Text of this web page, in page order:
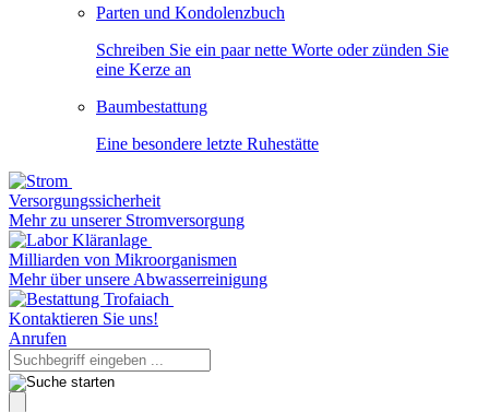
Parten und Kondolenzbuch
Schreiben Sie ein paar nette Worte oder zünden Sie
eine Kerze an
Baumbestattung
Eine besondere letzte Ruhestätte
Versorgungssicherheit
Mehr zu unserer Stromversorgung
Milliarden von Mikroorganismen
Mehr über unsere Abwasserreinigung
Kontaktieren Sie uns!
Anrufen